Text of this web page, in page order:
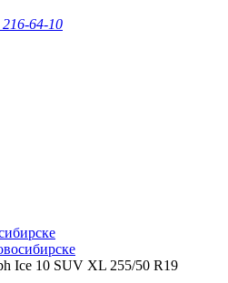
64-10
Ice 10 SUV XL 255/50 R19